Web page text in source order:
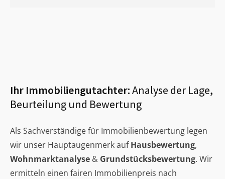
Ihr Immobiliengutachter:Analyse der Lage,
Beurteilung und Bewertung
Als Sachverständige für Immobilienbewertung legen
wir unser Hauptaugenmerk aufHausbewertung,
Wohnmarktanalyse & Grundstücksbewertung. Wir
ermitteln einen fairen Immobilienpreis nach